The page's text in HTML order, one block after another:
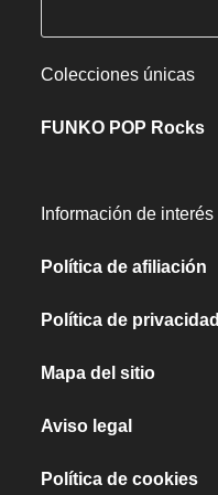
Colecciones únicas
FUNKO POP Rocks
Información de interés
Política de afiliación
Política de privacidad
Mapa del sitio
Aviso legal
Política de cookies